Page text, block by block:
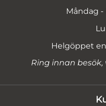
Måndag -
Helgöppet
Ring innan